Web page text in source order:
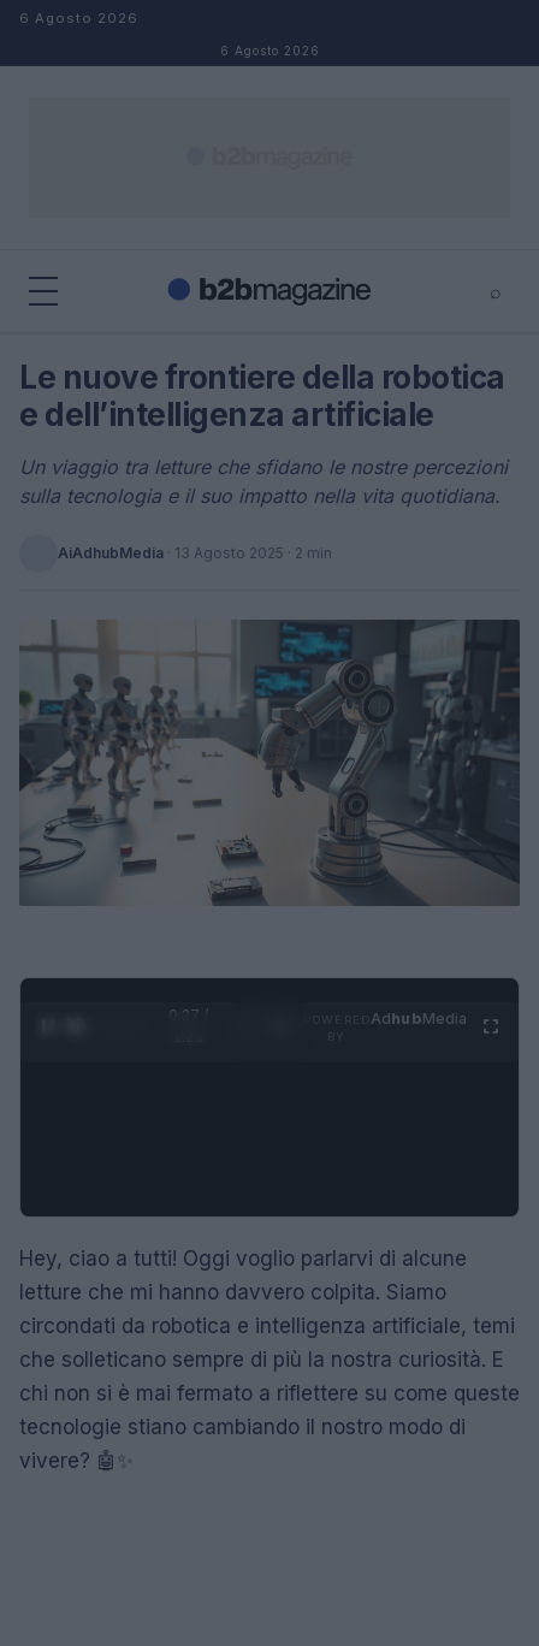
Salta al contenuto
6 Agosto 2026
6 Agosto 2026
⌕
Cerca ⌕ ×
Le nuove frontiere della robotica
e dell’intelligenza artificiale
Un viaggio tra letture che sfidano le nostre percezioni
sulla tecnologia e il suo impatto nella vita quotidiana.
AiAdhubMedia · 13 Agosto 2025 · 2 min
0:27 /
AdhubMedia
Hey, ciao a tutti! Oggi voglio parlarvi di alcune
letture che mi hanno davvero colpita. Siamo
circondati da robotica e intelligenza artificiale, temi
che solleticano sempre di più la nostra curiosità. E
chi non si è mai fermato a riflettere su come queste
tecnologie stiano cambiando il nostro modo di
vivere? 🤖✨